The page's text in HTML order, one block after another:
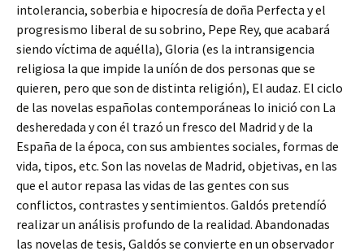
intolerancia, soberbia e hipocresía de doña Perfecta y el
progresismo liberal de su sobrino, Pepe Rey, que acabará
siendo víctima de aquélla), Gloria (es la intransigencia
religiosa la que impide la uníón de dos personas que se
quieren, pero que son de distinta religión), El audaz. El ciclo
de las novelas españolas contemporáneas lo inició con La
desheredada y con él trazó un fresco del Madrid y de la
España de la época, con sus ambientes sociales, formas de
vida, tipos, etc. Son las novelas de Madrid, objetivas, en las
que el autor repasa las vidas de las gentes con sus
conflictos, contrastes y sentimientos. Galdós pretendíó
realizar un análisis profundo de la realidad. Abandonadas
las novelas de tesis, Galdós se convierte en un observador